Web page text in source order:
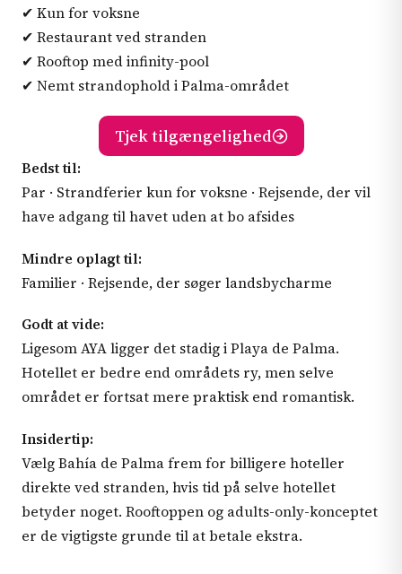
✔ Kun for voksne
✔ Restaurant ved stranden
✔ Rooftop med infinity-pool
✔ Nemt strandophold i Palma-området
Tjek tilgængelighed
Bedst til:
Par · Strandferier kun for voksne · Rejsende, der vil
have adgang til havet uden at bo afsides
Mindre oplagt til:
Familier · Rejsende, der søger landsbycharme
Godt at vide:
Ligesom AYA ligger det stadig i Playa de Palma.
Hotellet er bedre end områdets ry, men selve
området er fortsat mere praktisk end romantisk.
Insidertip:
Vælg Bahía de Palma frem for billigere hoteller
direkte ved stranden, hvis tid på selve hotellet
betyder noget. Rooftoppen og adults-only-konceptet
er de vigtigste grunde til at betale ekstra.